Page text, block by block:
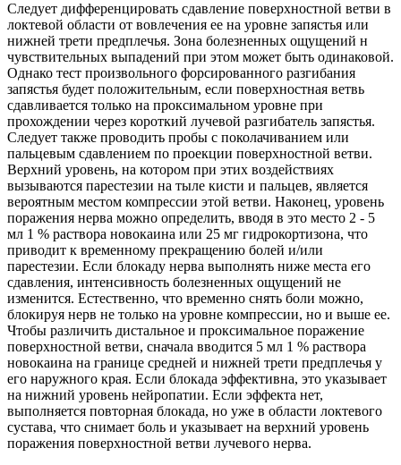
Следует дифференцировать сдавление поверхностной ветви в
локтевой области от вовлечения ее на уровне запястья или
нижней трети предплечья. Зона болезненных ощущений н
чувствительных выпадений при этом может быть одинаковой.
Однако тест произвольного форсированного разгибания
запястья будет положительным, если поверхностная ветвь
сдавливается только на проксимальном уровне при
прохождении через короткий лучевой разгибатель запястья.
Следует также проводить пробы с поколачиванием или
пальцевым сдавлением по проекции поверхностной ветви.
Верхний уровень, на котором при этих воздействиях
вызываются парестезии на тыле кисти и пальцев, является
вероятным местом компрессии этой ветви. Наконец, уровень
поражения нерва можно определить, вводя в это место 2 - 5
мл 1 % раствора новокаина или 25 мг гидрокортизона, что
приводит к временному прекращению болей и/или
парестезии. Если блокаду нерва выполнять ниже места его
сдавления, интенсивность болезненных ощущений не
изменится. Естественно, что временно снять боли можно,
блокируя нерв не только на уровне компрессии, но и выше ее.
Чтобы различить дистальное и проксимальное поражение
поверхностной ветви, сначала вводится 5 мл 1 % раствора
новокаина на границе средней и нижней трети предплечья у
его наружного края. Если блокада эффективна, это указывает
на нижний уровень нейропатии. Если эффекта нет,
выполняется повторная блокада, но уже в области локтевого
сустава, что снимает боль и указывает на верхний уровень
поражения поверхностной ветви лучевого нерва.